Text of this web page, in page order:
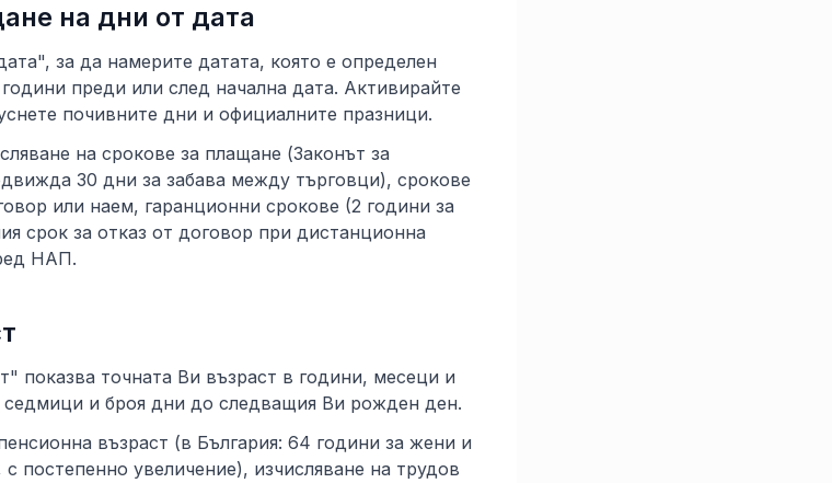
на дни от дата
за да намерите датата, която е определен
преди или след начална дата. Активирайте
почивните дни и официалните празници.
на срокове за плащане (Законът за
30 дни за забава между търговци), срокове
или наем, гаранционни срокове (2 години за
срок за отказ от договор при дистанционна
НАП.
показва точната Ви възраст в години, месеци и
и броя дни до следващия Ви рожден ден.
възраст (в България: 64 години за жени и
постепенно увеличение), изчисляване на трудов